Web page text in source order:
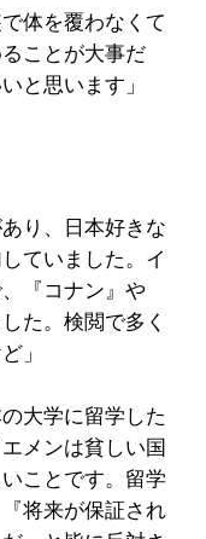
体を覆わなくて
ことが大事だ
と思います」
り、日本好きな
ていました。イ
『コナン』や
た。検閲で多く
」
大学に留学した
メンは貧しい国
ことです。留学
将来が保証され